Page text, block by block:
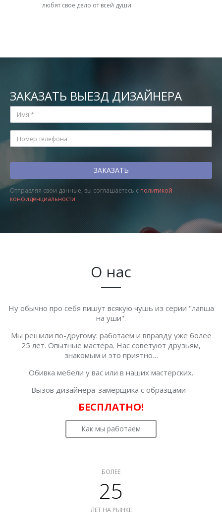
любят свое дело от всей души
ЗАКАЗАТЬ ВЫЕЗД ДИЗАЙНЕРА
Отправляя свои данные, вы соглашаетесь с политикой
конфиденциальности
О нас
Ну обычно про себя пишут всякую чушь из серии "лапша
на уши".
Мы решили по-другому: работаем и вправду уже более
25 лет. Опытные мастера. Нас советуют друзьям,
знакомым и это приятно…
Обивка мебели у вас или в наших мастерских.
Вызов дизайнера-замерщика с образцами -
БЕСПЛАТНО!
Как мы работаем
БОЛЕЕ
25
ЛЕТ НА РЫНКЕ